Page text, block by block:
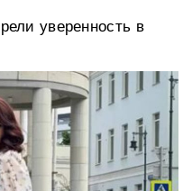
уверенность в